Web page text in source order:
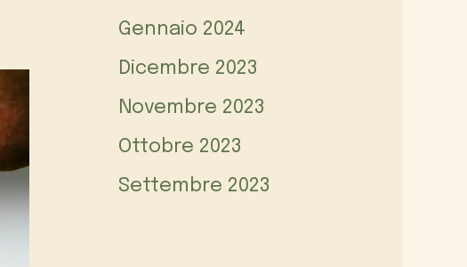
Gennaio 2024
Dicembre 2023
Novembre 2023
Ottobre 2023
Settembre 2023